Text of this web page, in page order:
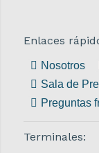
Enlaces
Nosotros
Sala de
Preguntas
Terminales: